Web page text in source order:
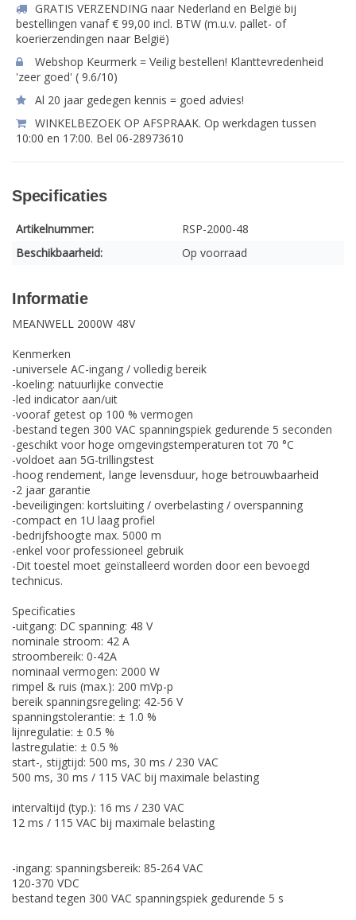
GRATIS VERZENDING naar Nederland en België bij
bestellingen vanaf € 99,00 incl. BTW (m.u.v. pallet- of
koerierzendingen naar België)
Webshop Keurmerk = Veilig bestellen! Klanttevredenheid
'zeer goed' ( 9.6/10)
Al 20 jaar gedegen kennis = goed advies!
WINKELBEZOEK OP AFSPRAAK. Op werkdagen tussen
10:00 en 17:00. Bel 06-28973610
Specificaties
Artikelnummer:
RSP-2000-48
Beschikbaarheid:
Op voorraad
Informatie
MEANWELL 2000W 48V
Kenmerken
-universele AC-ingang / volledig bereik
-koeling: natuurlijke convectie
-led indicator aan/uit
-vooraf getest op 100 % vermogen
-bestand tegen 300 VAC spanningspiek gedurende 5 seconden
-geschikt voor hoge omgevingstemperaturen tot 70 °C
-voldoet aan 5G-trillingstest
-hoog rendement, lange levensduur, hoge betrouwbaarheid
-2 jaar garantie
-beveiligingen: kortsluiting / overbelasting / overspanning
-compact en 1U laag profiel
-bedrijfshoogte max. 5000 m
-enkel voor professioneel gebruik
-Dit toestel moet geïnstalleerd worden door een bevoegd
technicus.
Specificaties
-uitgang: DC spanning: 48 V
nominale stroom: 42 A
stroombereik: 0-42A
nominaal vermogen: 2000 W
rimpel & ruis (max.): 200 mVp-p
bereik spanningsregeling: 42-56 V
spanningstolerantie: ± 1.0 %
lijnregulatie: ± 0.5 %
lastregulatie: ± 0.5 %
start-, stijgtijd: 500 ms, 30 ms / 230 VAC
500 ms, 30 ms / 115 VAC bij maximale belasting
intervaltijd (typ.): 16 ms / 230 VAC
12 ms / 115 VAC bij maximale belasting
-ingang: spanningsbereik: 85-264 VAC
120-370 VDC
bestand tegen 300 VAC spanningspiek gedurende 5 s